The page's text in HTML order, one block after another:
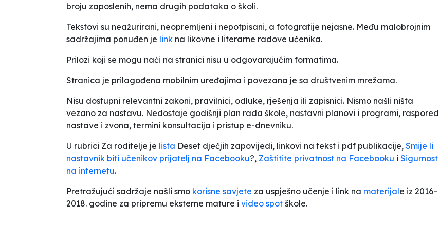
broju zaposlenih, nema drugih podataka o školi.
Tekstovi su neažurirani, neopremljeni i nepotpisani, a fotografije nejasne. Među malobrojnim
sadržajima ponuđen je link na likovne i literarne radove učenika.
Prilozi koji se mogu naći na stranici nisu u odgovarajućim formatima.
Stranica je prilagođena mobilnim uređajima i povezana je sa društvenim mrežama.
Nisu dostupni relevantni zakoni, pravilnici, odluke, rješenja ili zapisnici. Nismo našli ništa
vezano za nastavu. Nedostaje godišnji plan rada škole, nastavni planovi i programi, raspored
nastave i zvona, termini konsultacija i pristup e-dnevniku.
U rubrici Za roditelje je lista Deset dječjih zapovijedi, linkovi na tekst i pdf publikacije, Smije li
nastavnik biti učenikov prijatelj na Facebooku?, Zaštitite privatnost na Facebooku i Sigurnost
na internetu.
Pretražujući sadržaje našli smo korisne savjete za uspješno učenje i link na materijale iz 2016–
2018. godine za pripremu eksterne mature i video spot škole.